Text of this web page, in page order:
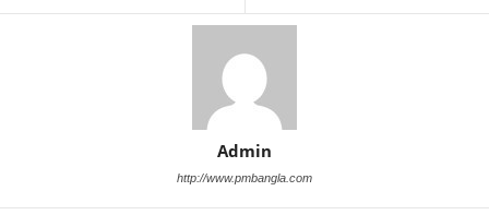
Admin
http://www.pmbangla.com